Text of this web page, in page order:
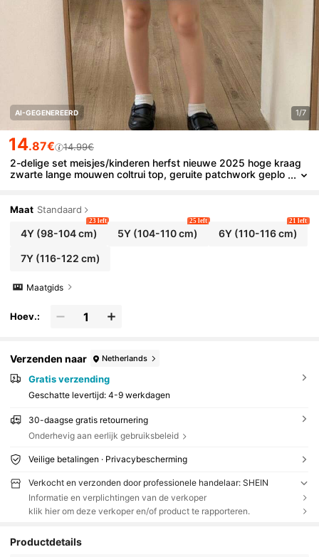
AI-GEGENEREERD 1/7
14.87€ 14.99€
2-delige set meisjes/kinderen herfst nieuwe 2025 hoge kraag
zwarte lange mouwen coltrui top, geruite patchwork geplo
Maat Standaard
4Y(98-104 cm)
23 left
5Y (104-110 cm)
25 left
6Y(110-116 cm)
21 left
7Y(116-122 cm)
Maatgids
Hoev.:
Verzenden naar Netherlands
Gratis verzending
Geschatte levertijd: 4-9 werkdagen
30-daagse gratis retournering
Onderhevig aan eerlijk gebruiksbeleid
Veilige betalingen · Privacybescherming
Verkocht en verzonden door professionele handelaar: SHEIN
Informatie en verplichtingen van de verkoper
klik hier om deze verkoper en/of product te rapporteren.
Productdetails